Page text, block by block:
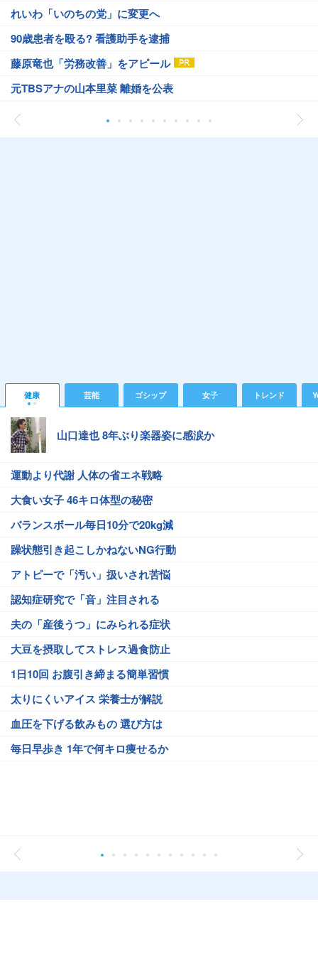
れいわ「いのちの党」に変更へ
90歳患者を殴る? 看護助手を逮捕
藤原竜也「労務改善」をアピール
元TBSアナの山本里菜 離婚を公表
健康 芸能 ゴシップ 女子 トレンド
山口達也 8年ぶり楽器姿に感涙か
運動より代謝 人体の省エネ戦略
大食い女子 46キロ体型の秘密
バランスボール毎日10分で20kg減
躁状態引き起こしかねないNG行動
アトピーで「汚い」扱いされ苦悩
認知症研究で「音」注目される
夫の「産後うつ」にみられる症状
大豆を摂取してストレス過食防止
1日10回 お腹引き締まる簡単習慣
太りにくいアイス 栄養士が解説
血圧を下げる飲みもの 選び方は
毎日早歩き 1年で何キロ痩せるか